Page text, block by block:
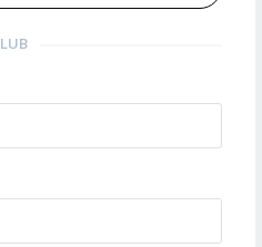
LUB